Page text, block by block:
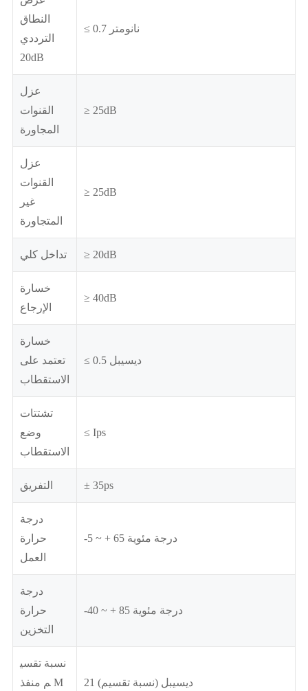
النطاق
الترددي
20dB
≤ 0.7 نانومتر
عزل
القنوات
المجاورة
≥ 25dB
عزل
القنوات
غير
المتجاورة
≥ 25dB
تداخل كلي ≥ 20dB
خسارة
الإرجاع
≥ 40dB
خسارة
تعتمد على
الاستقطاب
≤ 0.5 ديسيبل
تشتتات
وضع
الاستقطاب
≤ Ips
التفريق ± 35ps
درجة
حرارة
العمل
-5 ~ + 65 درجة مئوية
درجة
حرارة
التخزين
-40 ~ + 85 درجة مئوية
نسبة تقسي
م منفذ M
21 ديسيبل (نسبة تقسيم)